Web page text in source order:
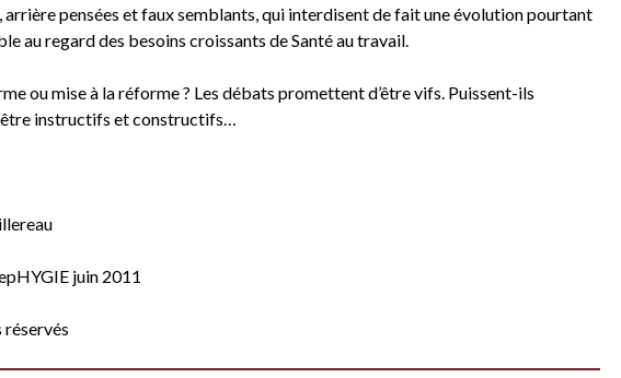
arrière pensées et faux semblants, qui interdisent de fait une évolution pourtant
au regard des besoins croissants de Santé au travail.
ou mise à la réforme ? Les débats promettent d’être vifs. Puissent-ils
instructifs et constructifs…
juin 2011
réservés